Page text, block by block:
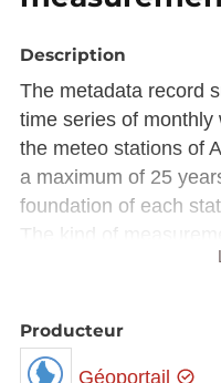
Description
The metadata record
time series of monthly
the meteo stations of
a maximum of 25
foundation of each
The kind of
(https://
?
Producteur
Géoportail